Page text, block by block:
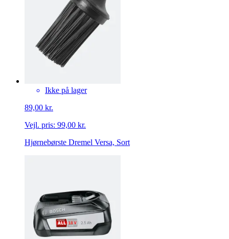
Ikke på lager
89,00 kr.
Vejl. pris: 99,00 kr.
Hjørnebørste Dremel Versa, Sort